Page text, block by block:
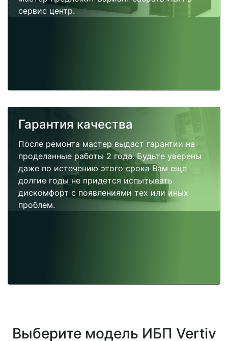
сервис центр.
Гарантия качества
После ремонта мастер выдаст гарантии на
проделанные работы 2 года. Будьте уверены
даже по истечению этого срока Вам еще
долгие годы не придется испытывать
дискомфорт с появлениями тех или иных
проблем.
Выберите модель ИБП Vertiv